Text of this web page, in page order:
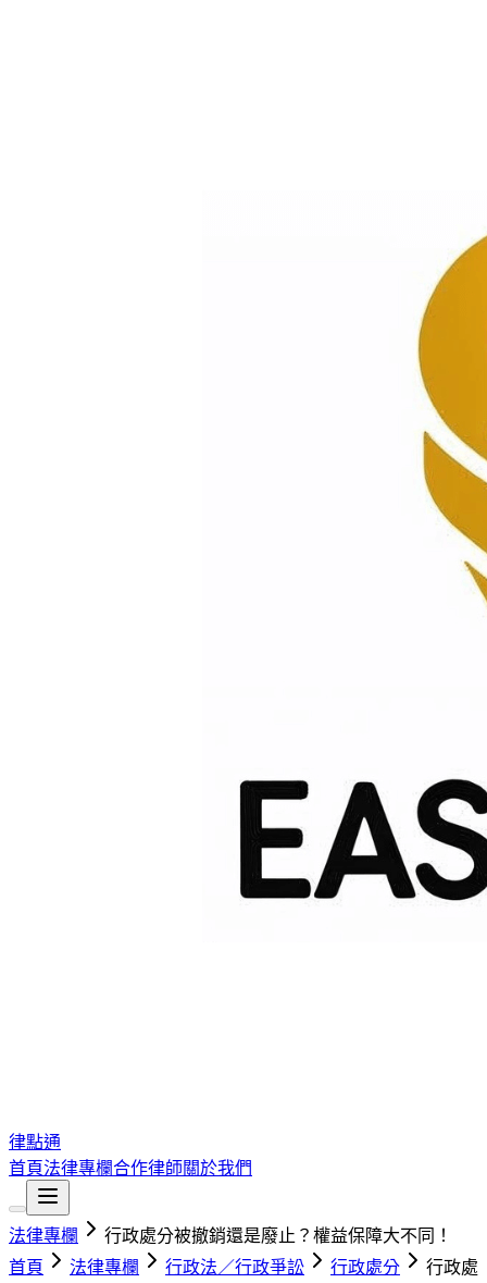
律點通
首頁法律專欄合作律師關於我們
法律專欄
行政處分被撤銷還是廢止？權益保障大不同！
首頁
法律專欄 行政法／行政爭訟 行政處分
行政處